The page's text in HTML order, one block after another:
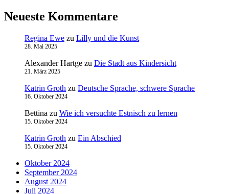
Neueste Kommentare
Regina Ewe zu Lilly und die Kunst
28. Mai 2025
Alexander Hartge zu Die Stadt aus Kindersicht
21. März 2025
Katrin Groth zu Deutsche Sprache, schwere Sprache
16. Oktober 2024
Bettina zu Wie ich versuchte Estnisch zu lernen
15. Oktober 2024
Katrin Groth zu Ein Abschied
15. Oktober 2024
Oktober 2024
September 2024
August 2024
Juli 2024